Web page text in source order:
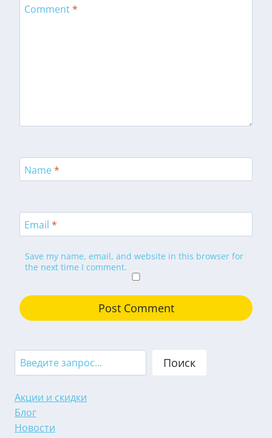
Comment*
Name*
Email *
Save my name, email, and website in this browser for
the next time I comment.
Search Поиск
Акции и скидки
Блог
Новости